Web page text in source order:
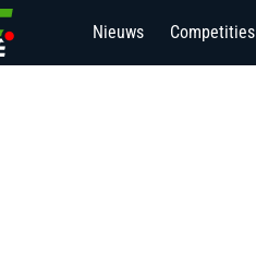
Nieuws Competities